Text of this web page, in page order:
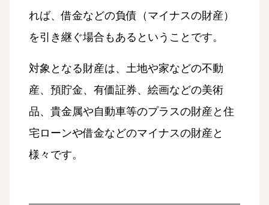
れば、借金などの負債（マイナスの財産）
を引き継ぐ場合もあるということです。
対象となる財産は、土地や家などの不動
産、預貯金、有価証券、絵画などの美術
品、貴金属や自動車等のプラスの財産と住
宅ローンや借金などのマイナスの財産と
様々です。